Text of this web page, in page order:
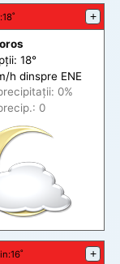
:18˚ +
18°
h dinspre ENE
itații: 0%
0
:16˚ +